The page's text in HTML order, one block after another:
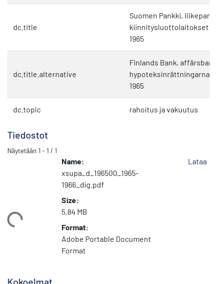
dc.title
Suomen Pankki,
kiinnitysluottolaitokset
1965
dc.title.alternative
Finlands Bank,
hypoteksinrättningarna
1965
dc.topic rahoitus ja vakuutus
Tiedostot
Näytetään 1 - 1 / 1
Name:
xsupa_d_196500_1965-
1966_dig.pdf
Size:
5.84 MB
Format:
Adobe Portable Document
Format
Lataa